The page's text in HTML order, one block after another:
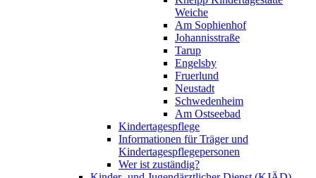
Weiche
Am Sophienhof
Johannisstraße
Tarup
Engelsby
Fruerlund
Neustadt
Schwedenheim
Am Ostseebad
Kindertagespflege
Informationen für Träger und
Kindertagespflegepersonen
Wer ist zuständig?